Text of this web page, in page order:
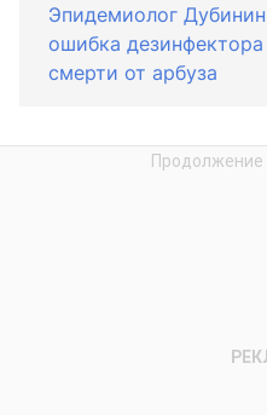
Эпидемиолог
ошибка
смерти от арбуза